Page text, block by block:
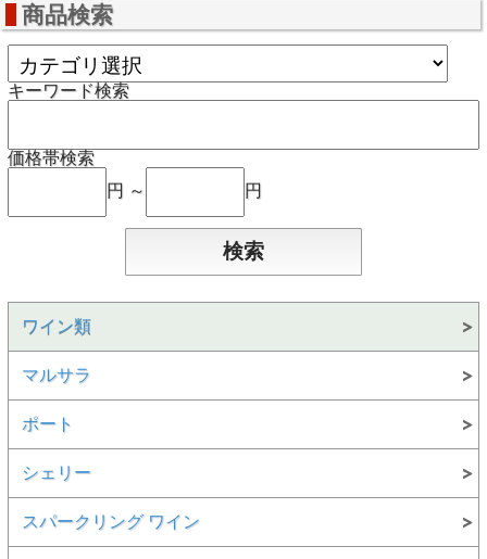
商品検索
キーワード検索
価格帯検索
円 ～
円
ワイン類
マルサラ
ポート
シェリー
スパークリング ワイン